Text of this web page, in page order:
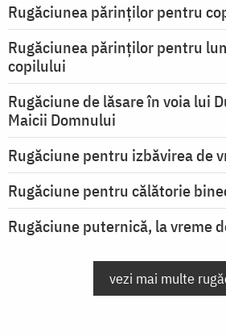
Rugăciunea părinților pentru
Rugăciunea părinților pentru
copilului
Rugăciune de lăsare în voia lui
Maicii Domnului
Rugăciune pentru izbăvirea de
Rugăciune pentru călătorie
Rugăciune puternică, la vreme
vezi mai multe